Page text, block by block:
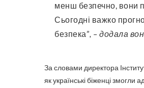
менш безпечно, вони
Сьогодні важко
безпека”, – додала
За словами директора
як українські біженці